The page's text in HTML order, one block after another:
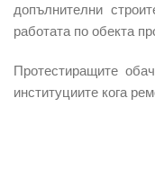
допълнителни
работата по обекта
Протестиращите
институциите кога